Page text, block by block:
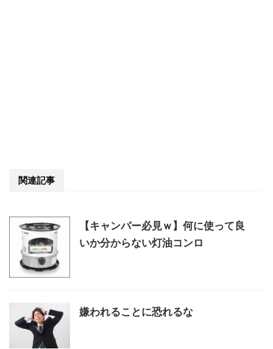
関連記事
【キャンパー必見ｗ】何に使って良
いか分からない灯油コンロ
嫌われることに恐れるな